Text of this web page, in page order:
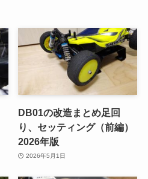
DB01の改造まとめ足回
り、セッティング（前編）
2026年版
2026年5月1日